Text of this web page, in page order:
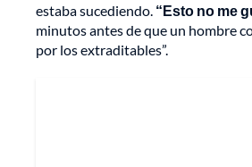
estaba sucediendo. “Esto no me
minutos antes de que un hombre
por los extraditables”.